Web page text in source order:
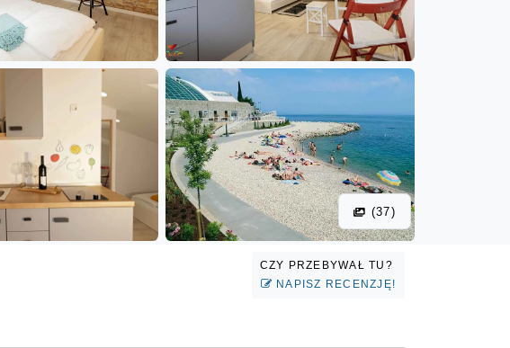
(37)
CZY PRZEBYWAŁ TU?
NAPISZ RECENZJĘ!